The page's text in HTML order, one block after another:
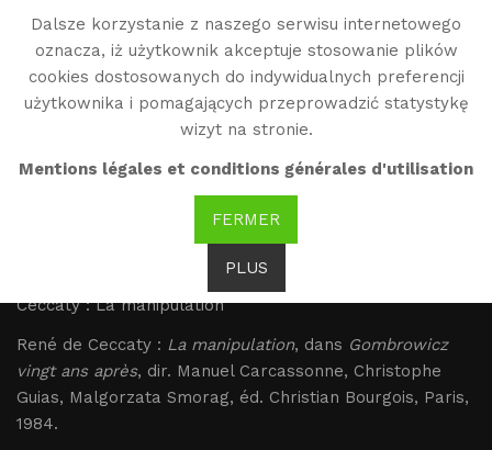
Dalsze korzystanie z naszego serwisu internetowego
oznacza, iż użytkownik akceptuje stosowanie plików
cookies dostosowanych do indywidualnych preferencji
użytkownika i pomagających przeprowadzić statystykę
wizyt na stronie.
Mentions légales et conditions générales d'utilisation
FERMER
PLUS
Witold Gombrowicz
Ceccaty : La
manipulation
Ceccaty : La manipulation
René de Ceccaty : La manipulation, dans Gombrowicz
vingt ans après, dir. Manuel Carcassonne, Christophe
Guias, Malgorzata Smorag, éd. Christian Bourgois, Paris,
1984.